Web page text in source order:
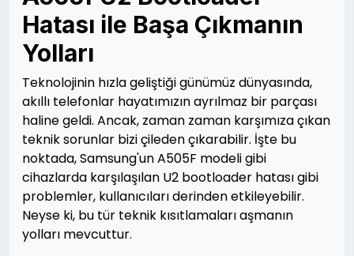
Hatası ile Başa Çıkmanın
Yolları
Teknolojinin hızla geliştiği günümüz dünyasında,
akıllı telefonlar hayatımızın ayrılmaz bir parçası
haline geldi. Ancak, zaman zaman karşımıza çıkan
teknik sorunlar bizi çileden çıkarabilir. İşte bu
noktada, Samsung'un A505F modeli gibi
cihazlarda karşılaşılan U2 bootloader hatası gibi
problemler, kullanıcıları derinden etkileyebilir.
Neyse ki, bu tür teknik kısıtlamaları aşmanın
yolları mevcuttur.